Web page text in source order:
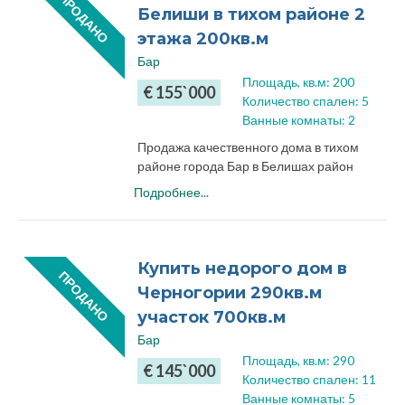
документы к продаже проверены.
Стоимость составляет 100 000 евро
Площадь квартиры составляет 55кв.м: 1
кухней, большая ванная комната с
душевой кабинкой. Квартира после
ремонта, с мебелью и бытовой техникой.
Угловая терраса на 2 стороны дома, с
которой открывается вид на город, горы и
частично море.
Стоимость квартиры в Баре
ПРОДАНО
Белиши в тихом районе 2
этажа 200кв.м
Бар
€ 155`000
Площадь, кв.м: 200
Количество спален: 5
Ванные комнаты: 2
Продажа качественного дома в тихом
районе города Бар в Белишах район
Ахметов Брег.
2 этажа, площадь дома 200кв.м,
Дом строился «для себя» просторным и
комфортным: 3 спальные комнаты,
гостиная, зона кухни, 1 туалетная комната
с душевой кабинкой, 1 туалетная комната с
ванной, отдельная гардеробная комната,
кладовка для хранения бытовых
Подробнее...
ПРОДАНО
Купить недорого дом в
Черногории 290кв.м
участок 700кв.м
Бар
€ 145`000
Площадь, кв.м: 290
Количество спален: 11
Ванные комнаты: 5